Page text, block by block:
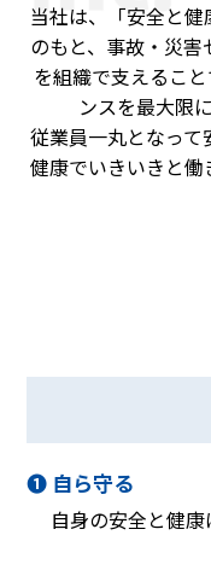
当社は、「安全と
のもと、事故・災
を組織で支えるこ
ンスを最大限
従業員一丸となっ
健康でいきいきと
❶ 自ら守る
自身の安全と健康